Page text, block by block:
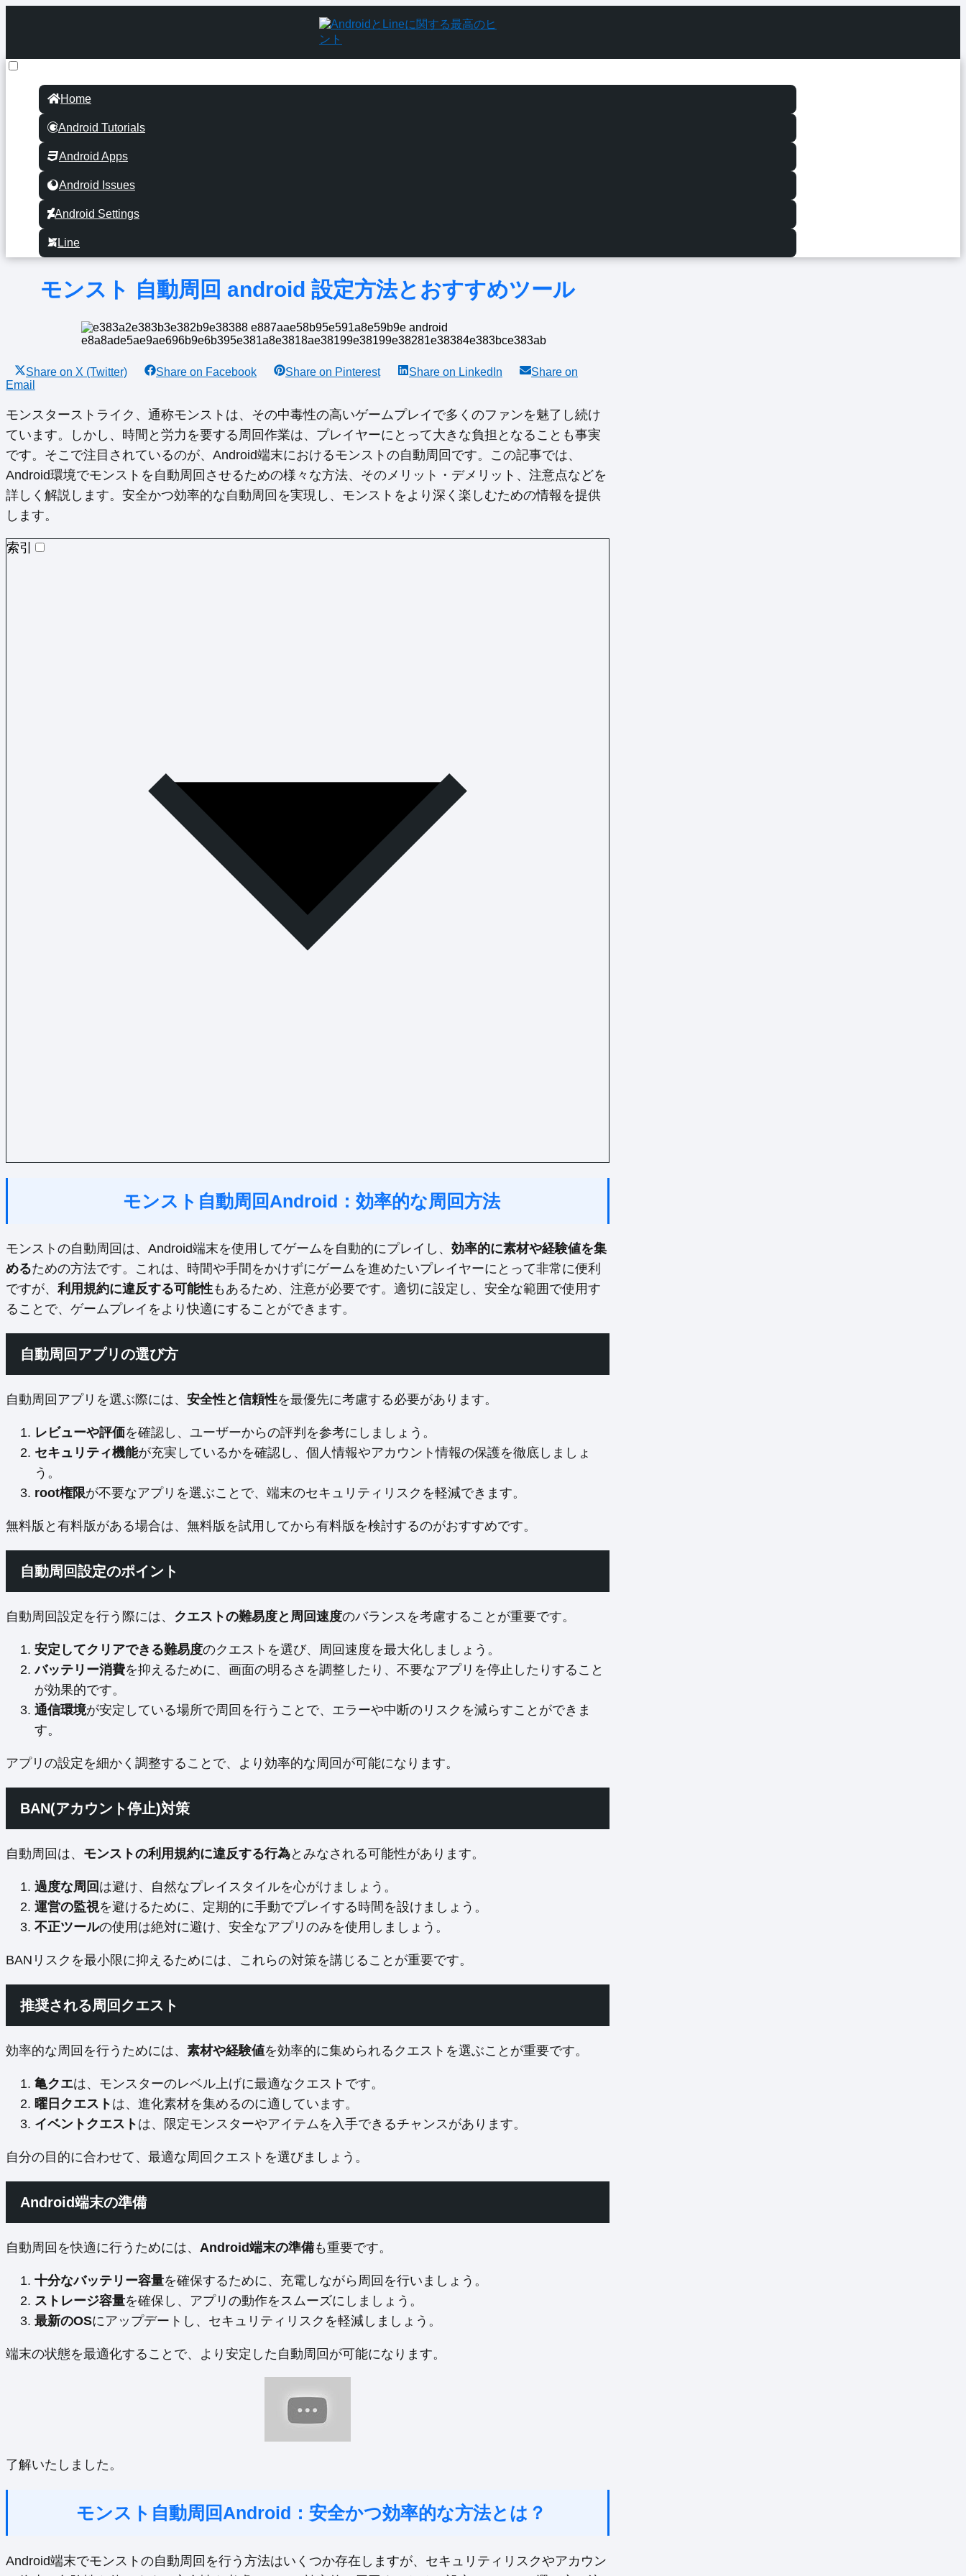
Home
Android Tutorials
Android Apps
Android Issues
Android Settings
Line
モンスト 自動周回 android 設定方法とおすすめツール
Share on X (Twitter) Share on Facebook Share on Pinterest Share on LinkedIn
Share on
Email
モンスターストライク、通称モンストは、その中毒性の高いゲームプレイで多くのファンを魅了し続け
ています。しかし、時間と労力を要する周回作業は、プレイヤーにとって大きな負担となることも事実
です。そこで注目されているのが、Android端末におけるモンストの自動周回です。この記事では、
Android環境でモンストを自動周回させるための様々な方法、そのメリット・デメリット、注意点などを
詳しく解説します。安全かつ効率的な自動周回を実現し、モンストをより深く楽しむための情報を提供
します。
索引
モンスト自動周回Android：効率的な周回方法
モンストの自動周回は、Android端末を使用してゲームを自動的にプレイし、 効率的に素材や経験値を集
めるための方法です。これは、時間や手間をかけずにゲームを進めたいプレイヤーにとって非常に便利
ですが、 利用規約に違反する可能性もあるため、注意が必要です。適切に設定し、安全な範囲で使用す
ることで、ゲームプレイをより快適にすることができます。
自動周回アプリの選び方
自動周回アプリを選ぶ際には、 安全性と信頼性を最優先に考慮する必要があります。
レビューや評価を確認し、ユーザーからの評判を参考にしましょう。
セキュリティ機能が充実しているかを確認し、個人情報やアカウント情報の保護を徹底しましょ
う。
root権限が不要なアプリを選ぶことで、端末のセキュリティリスクを軽減できます。
無料版と有料版がある場合は、無料版を試用してから有料版を検討するのがおすすめです。
自動周回設定のポイント
自動周回設定を行う際には、 クエストの難易度と周回速度のバランスを考慮することが重要です。
安定してクリアできる難易度のクエストを選び、周回速度を最大化しましょう。
バッテリー消費を抑えるために、画面の明るさを調整したり、不要なアプリを停止したりすること
が効果的です。
通信環境が安定している場所で周回を行うことで、エラーや中断のリスクを減らすことができま
す。
アプリの設定を細かく調整することで、より効率的な周回が可能になります。
BAN(アカウント停止)対策
自動周回は、 モンストの利用規約に違反する行為とみなされる可能性があります。
過度な周回 は避け、自然なプレイスタイルを心がけましょう。
運営の監視を避けるために、定期的に手動でプレイする時間を設けましょう。
不正ツールの使用は絶対に避け、安全なアプリのみを使用しましょう。
BANリスクを最小限に抑えるためには、これらの対策を講じることが重要です。
推奨される周回クエスト
効率的な周回を行うためには、 素材や経験値を効率的に集められるクエストを選ぶことが重要です。
亀クエは、モンスターのレベル上げに最適なクエストです。
曜日クエスト は、進化素材を集めるのに適しています。
イベントクエスト は、限定モンスターやアイテムを入手できるチャンスがあります。
自分の目的に合わせて、最適な周回クエストを選びましょう。
Android端末の準備
自動周回を快適に行うためには、 Android端末の準備も重要です。
十分なバッテリー容量を確保するために、充電しながら周回を行いましょう。
ストレージ容量を確保し、アプリの動作をスムーズにしましょう。
最新のOSにアップデートし、セキュリティリスクを軽減しましょう。
端末の状態を最適化することで、より安定した自動周回が可能になります。
了解いたしました。
モンスト自動周回Android：安全かつ効率的な方法とは？
Android端末でモンストの自動周回を行う方法はいくつか存在しますが、セキュリティリスクやアカウン